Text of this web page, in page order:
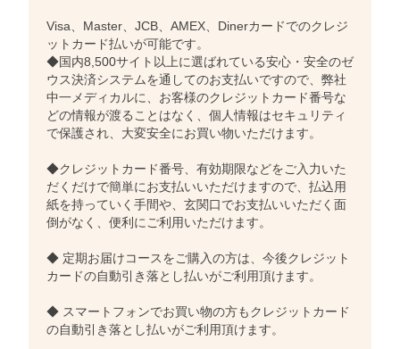
Visa、Master、JCB、AMEX、Dinerカードでのクレジ
ットカード払いが可能です。
◆国内8,500サイト以上に選ばれている安心・安全のゼ
ウス決済システムを通してのお支払いですので、弊社
中一メディカルに、お客様のクレジットカード番号な
どの情報が渡ることはなく、個人情報はセキュリティ
で保護され、大変安全にお買い物いただけます。
◆クレジットカード番号、有効期限などをご入力いた
だくだけで簡単にお支払いいただけますので、払込用
紙を持っていく手間や、玄関口でお支払いいただく面
倒がなく、便利にご利用いただけます。
◆ 定期お届けコースをご購入の方は、今後クレジット
カードの自動引き落とし払いがご利用頂けます。
◆ スマートフォンでお買い物の方もクレジットカード
の自動引き落とし払いがご利用頂けます。